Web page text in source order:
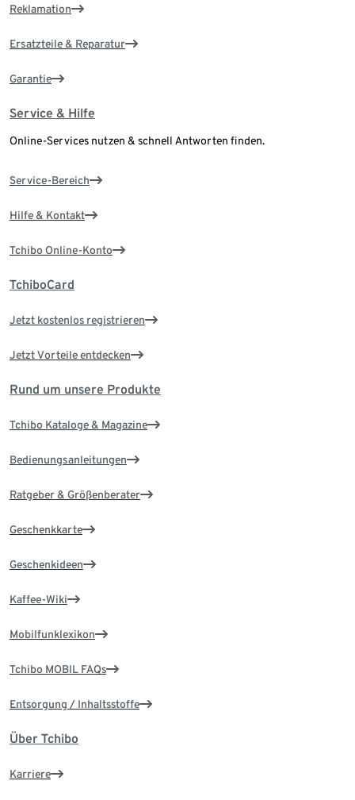
Reklamation
Ersatzteile & Reparatur
Garantie
Service & Hilfe
Online-Services nutzen & schnell Antworten finden.
Service-Bereich
Hilfe & Kontakt
Tchibo Online-Konto
TchiboCard
Jetzt kostenlos registrieren
Jetzt Vorteile entdecken
Rund um unsere Produkte
Tchibo Kataloge & Magazine
Bedienungsanleitungen
Ratgeber & Größenberater
Geschenkkarte
Geschenkideen
Kaffee-Wiki
Mobilfunklexikon
Tchibo MOBIL FAQs
Entsorgung / Inhaltsstoffe
Über Tchibo
Karriere